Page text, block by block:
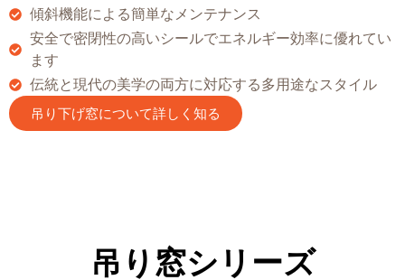
傾斜機能による簡単なメンテナンス
安全で密閉性の高いシールでエネルギー効率に優れてい
ます
伝統と現代の美学の両方に対応する多用途なスタイル
吊り下げ窓について詳しく知る
吊り窓シリーズ